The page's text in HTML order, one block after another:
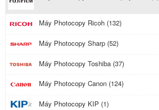
Máy Photocopy Ricoh (132)
Máy Photocopy Sharp (52)
Máy Photocopy Toshiba (37)
Máy Photocopy Canon (124)
Máy Photocopy KIP (1)